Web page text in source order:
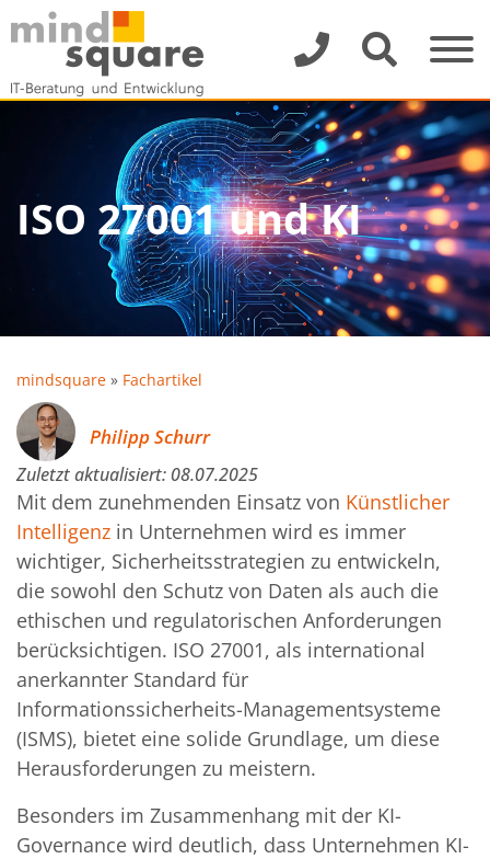
ISO 27001 und KI
mindsquare » Fachartikel
Philipp Schurr
Zuletzt aktualisiert: 08.07.2025
Mit dem zunehmenden Einsatz von Künstlicher
Intelligenz in Unternehmen wird es immer
wichtiger, Sicherheitsstrategien zu entwickeln,
die sowohl den Schutz von Daten als auch die
ethischen und regulatorischen Anforderungen
berücksichtigen. ISO 27001, als international
anerkannter Standard für
Informationssicherheits-Managementsysteme
(ISMS), bietet eine solide Grundlage, um diese
Herausforderungen zu meistern.
Besonders im Zusammenhang mit der KI-
Governance wird deutlich, dass Unternehmen KI-